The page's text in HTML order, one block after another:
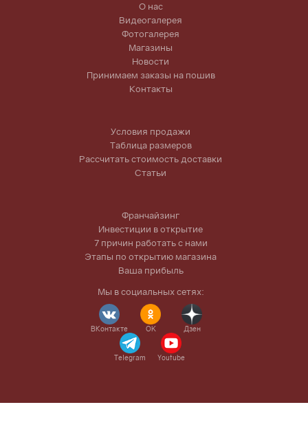
О нас
Видеогалерея
Фотогалерея
Магазины
Новости
Принимаем заказы на пошив
Контакты
Условия продажи
Таблица размеров
Рассчитать стоимость доставки
Статьи
Франчайзинг
Инвестиции в открытие
7 причин работать с нами
Этапы по открытию магазина
Ваша прибыль
Мы в социальных сетях:
ВКонтакте OK Дзен
Telegram Youtube